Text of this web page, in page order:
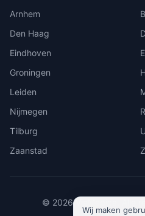
Arnhem
Den Haag
Eindhoven
Groningen
Leiden
Nijmegen
Tilburg
Zaanstad
© 2026ViaMedica. Alle
Wij maken